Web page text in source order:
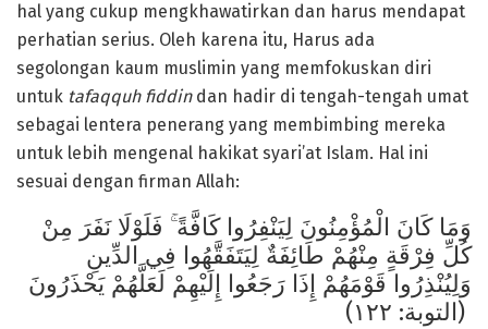
hal yang cukup mengkhawatirkan dan harus mendapat
perhatian serius. Oleh karena itu, Harus ada
segolongan kaum muslimin yang memfokuskan diri
untuk tafaqquh fiddin dan hadir di tengah-tengah umat
sebagai lentera penerang yang membimbing mereka
untuk lebih mengenal hakikat syari’at Islam. Hal ini
sesuai dengan firman Allah:
وَمَا كَانَ الْمُؤْمِنُونَ لِيَنْفِرُوا كَافَّةً ۚ فَلَوْلَا نَفَرَ مِنْ
كُلِّ فِرْقَةٍ مِنْهُمْ طَائِفَةٌ لِيَتَفَقَّهُوا فِي الدِّينِ
وَلِيُنْذِرُوا قَوْمَهُمْ إِذَا رَجَعُوا إِلَيْهِمْ لَعَلَّهُمْ يَحْذَرُونَ
(التوبة: ١٢٢)